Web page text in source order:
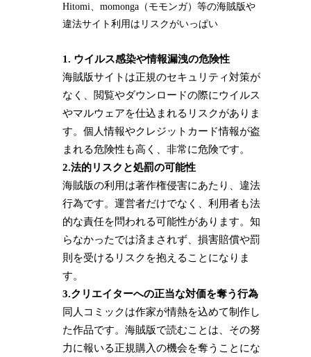
Hitomi、momonga（モモンガ）等の海賊版や
違法サイト利用はリスクがいっぱい
1. ウイルス感染や情報漏洩の危険性
海賊版サイトは正規のセキュリティ対策が
なく、閲覧やダウンロードの際にウイルス
やマルウェアを仕込まれるリスクがありま
す。個人情報やクレジットカード情報が盗
まれる危険性も高く、非常に危険です。
2.法的リスクと処罰の可能性
海賊版の利用は著作権侵害にあたり、違法
行為です。運営者だけでなく、利用者も法
的な責任を問われる可能性があります。知
らなかったでは済まされず、損害賠償や罰
則を受けるリスクを抱えることになりま
す。
3.クリエイターへの正当な対価を奪う行為
同人コミックは作家が情熱を込めて制作し
た作品です。海賊版で読むことは、その努
力に報いる正規購入の機会を奪うことにな